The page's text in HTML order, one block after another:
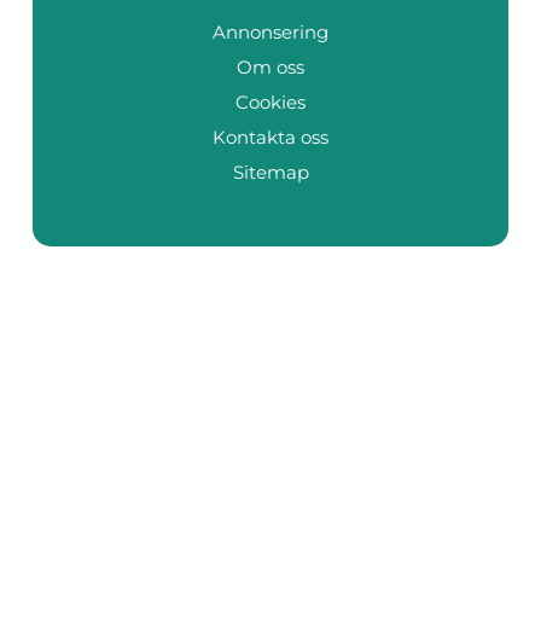
Annonsering
Om oss
Cookies
Kontakta oss
Sitemap